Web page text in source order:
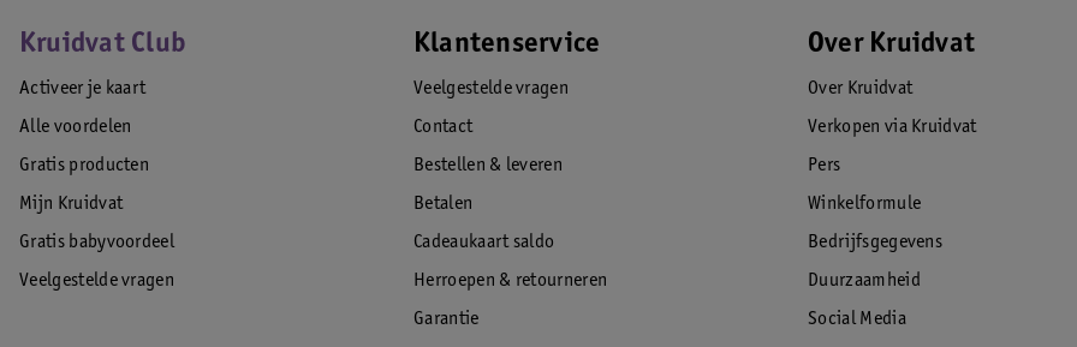
Kruidvat Club
Activeer je kaart
Alle voordelen
Gratis producten
Mijn Kruidvat
Gratis babyvoordeel
Veelgestelde vragen
Klantenservice
Veelgestelde vragen
Contact
Bestellen & leveren
Betalen
Cadeaukaart saldo
Herroepen & retourneren
Garantie
Over Kruidvat
Over Kruidvat
Verkopen via Kruidvat
Pers
Winkelformule
Bedrijfsgegevens
Duurzaamheid
Social Media